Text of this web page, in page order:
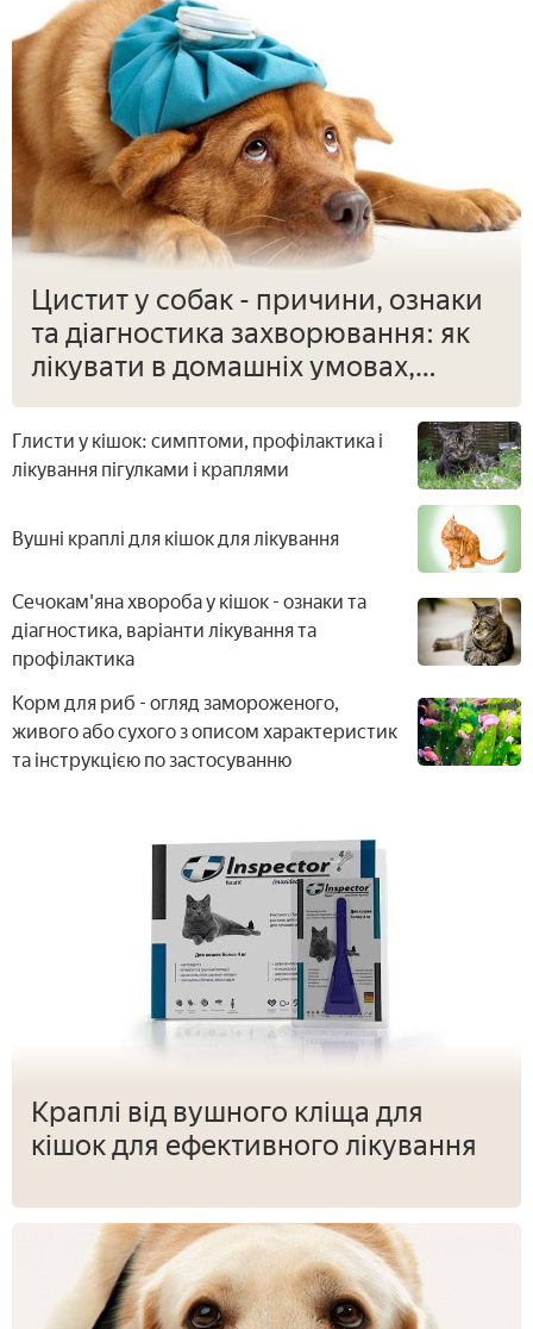
Цистит у собак - причини, ознаки
та діагностика захворювання: як
лікувати в домашніх умовах,
профілактика запалення
Глисти у кішок: симптоми, профілактика і
лікування пігулками і краплями
Вушні краплі для кішок для лікування
Сечокам'яна хвороба у кішок - ознаки та
діагностика, варіанти лікування та
профілактика
Корм для риб - огляд замороженого,
живого або сухого з описом характеристик
та інструкцією по застосуванню
Краплі від вушного кліща для
кішок для ефективного лікування